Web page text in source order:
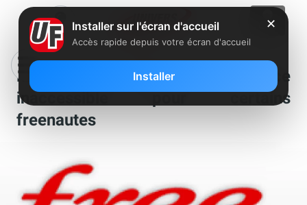
Mail Free (Zimbra) : Service
inaccessible pour certains
freenautes
✕
Installer sur l'écran d'accueil
Accès rapide depuis votre écran d'accueil
Installer